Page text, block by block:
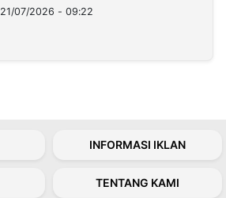
21/07/2026 - 09:22
INFORMASI IKLAN
TENTANG KAMI